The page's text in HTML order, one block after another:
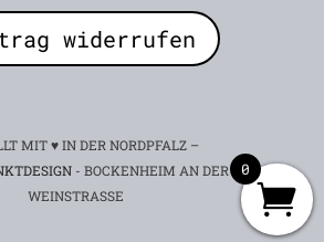
widerrufen
MIT ♥ IN DER NORDPFALZ –
- BOCKENHEIM AN DER
WEINSTRASSE
0